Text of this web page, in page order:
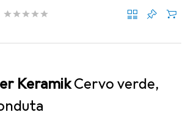
KeramikCervo verde,